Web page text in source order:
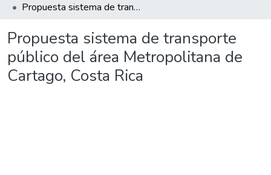
Propuesta sistema de transporte público del área Metropolitana de Cartago, Costa Rica
Propuesta sistema de transporte
público del área Metropolitana de
Cartago, Costa Rica